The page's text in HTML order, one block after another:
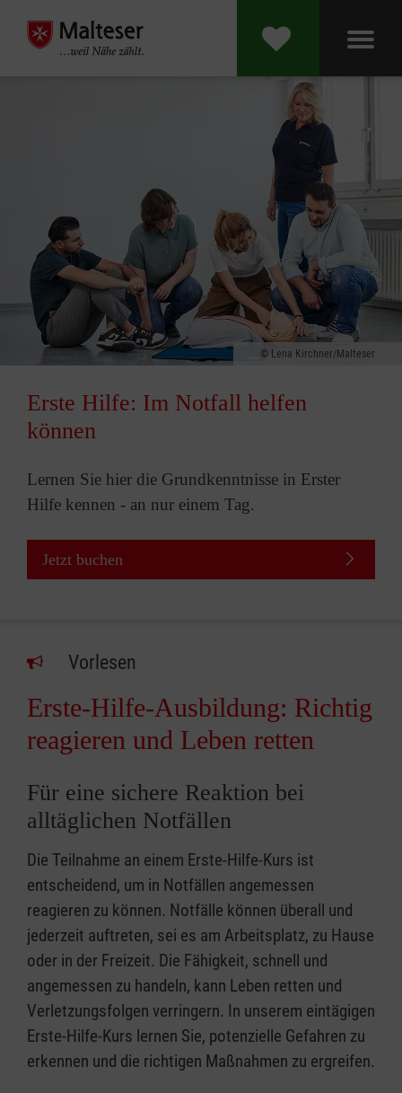
Lena Kirchner/Malteser
Erste Hilfe: Im Notfall helfen
können
Lernen Sie hier die Grundkenntnisse in Erster
Hilfe kennen - an nur einem Tag.
Jetzt buchen
Vorlesen
Erste-Hilfe-Ausbildung: Richtig
reagieren und Leben retten
Für eine sichere Reaktion bei
alltäglichen Notfällen
Die Teilnahme an einem Erste-Hilfe-Kurs ist
entscheidend, um in Notfällen angemessen
reagieren zu können. Notfälle können überall und
jederzeit auftreten, sei es am Arbeitsplatz, zu Hause
oder in der Freizeit. Die Fähigkeit, schnell und
angemessen zu handeln, kann Leben retten und
Verletzungsfolgen verringern. In unserem eintägigen
Erste-Hilfe-Kurs lernen Sie, potenzielle Gefahren zu
erkennen und die richtigen Maßnahmen zu ergreifen.